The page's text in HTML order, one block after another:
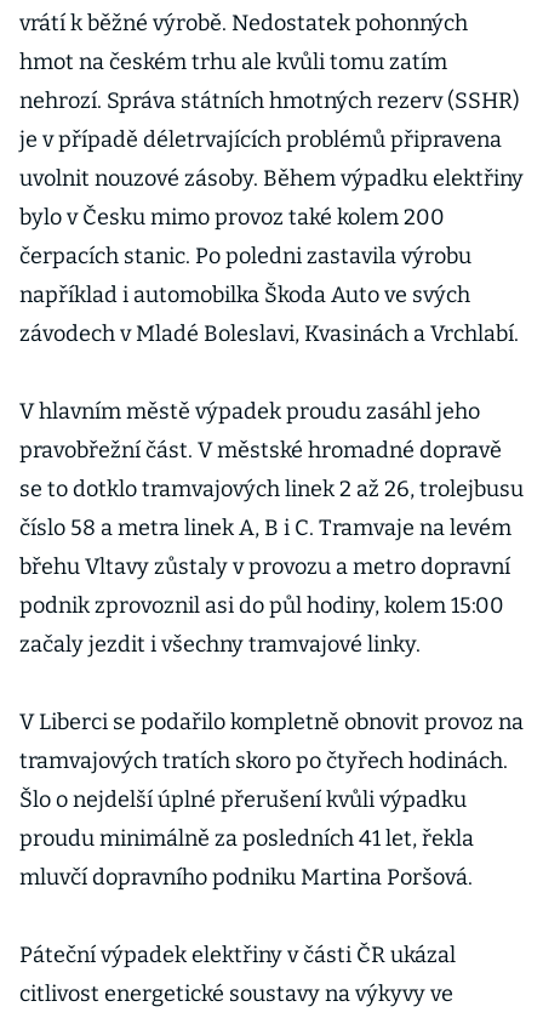
vrátí k běžné výrobě. Nedostatek pohonných
hmot na českém trhu ale kvůli tomu zatím
nehrozí. Správa státních hmotných rezerv (SSHR)
je v případě déletrvajících problémů připravena
uvolnit nouzové zásoby. Během výpadku elektřiny
bylo v Česku mimo provoz také kolem 200
čerpacích stanic. Po poledni zastavila výrobu
například i automobilka Škoda Auto ve svých
závodech v Mladé Boleslavi, Kvasinách a Vrchlabí.
V hlavním městě výpadek proudu zasáhl jeho
pravobřežní část. V městské hromadné dopravě
se to dotklo tramvajových linek 2 až 26, trolejbusu
číslo 58 a metra linek A, B i C. Tramvaje na levém
břehu Vltavy zůstaly v provozu a metro dopravní
podnik zprovoznil asi do půl hodiny, kolem 15:00
začaly jezdit i všechny tramvajové linky.
V Liberci se podařilo kompletně obnovit provoz na
tramvajových tratích skoro po čtyřech hodinách.
Šlo o nejdelší úplné přerušení kvůli výpadku
proudu minimálně za posledních 41 let, řekla
mluvčí dopravního podniku Martina Poršová.
Páteční výpadek elektřiny v části ČR ukázal
citlivost energetické soustavy na výkyvy ve